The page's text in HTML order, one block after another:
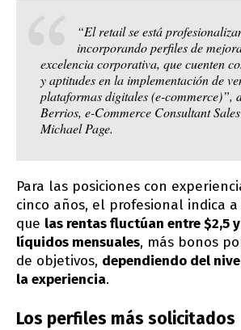
“El retail se está
incorporando perfiles de
excelencia corporativa, que cuenten
y aptitudes en la implementación de
plataformas digitales (e-commerce)”,
Berrios, e-Commerce Consultant
Michael Page.
Para las posiciones con
cinco años, el profesional indica a
que las rentas fluctúan entre $2,5
líquidos mensuales, más bonos
de objetivos, dependiendo del
la experiencia.
Los perfiles más solicitados